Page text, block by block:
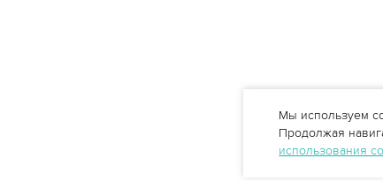
Мы используем
Продолжая
использования